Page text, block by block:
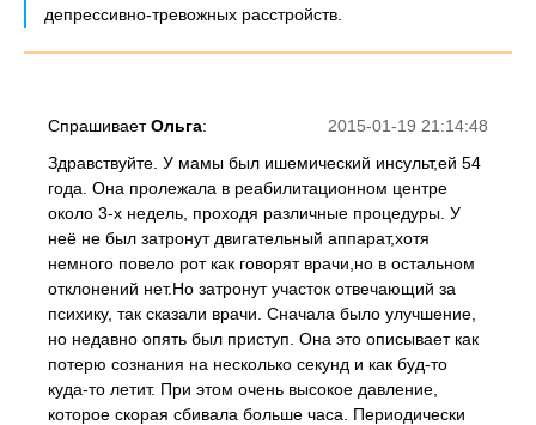
депрессивно-тревожных расстройств.
2015-01-19 21:14:48
СпрашиваетОльга:
Здравствуйте. У мамы был ишемический инсульт,ей 54
года. Она пролежала в реабилитационном центре
около 3-х недель, проходя различные процедуры. У
неё не был затронут двигательный аппарат,хотя
немного повело рот как говорят врачи,но в остальном
отклонений нет.Но затронут участок отвечающий за
психику, так сказали врачи. Сначала было улучшение,
но недавно опять был приступ. Она это описывает как
потерю сознания на несколько секунд и как буд-то
куда-то летит. При этом очень высокое давление,
которое скорая сбивала больше часа. Периодически